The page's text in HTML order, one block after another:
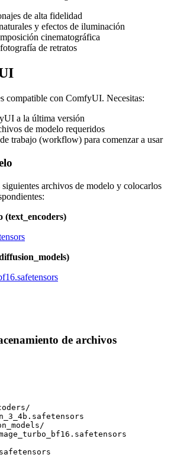
de alta fidelidad
y efectos de iluminación
cinematográfica
de retratos
compatible con ComfyUI. Necesitas:
a la última versión
de modelo requeridos
trabajo (workflow) para comenzar a usar
siguientes archivos de modelo y colocarlos
(text_encoders)
de archivos